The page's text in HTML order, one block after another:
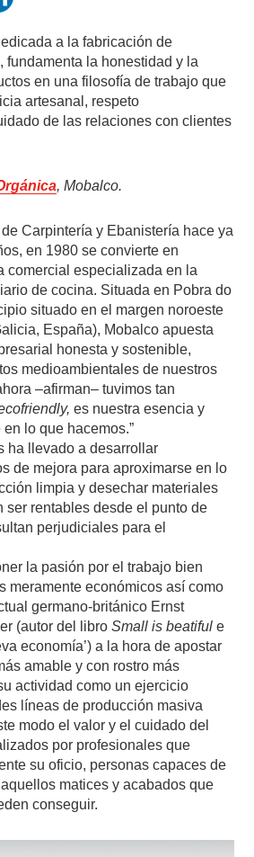
a la fabricación de
fundamenta la honestidad y la
en una filosofía de trabajo que
artesanal, respeto
de las relaciones con clientes
, Mobalco.
Carpintería y Ebanistería hace ya
en 1980 se convierte en
comercial especializada en la
de cocina. Situada en Pobra do
situado en el margen noroeste
España), Mobalco apuesta
honesta y sostenible,
medioambientales de nuestros
–afirman– tuvimos tan
es nuestra esencia y
lo que hacemos.”
ha llevado a desarrollar
de mejora para aproximarse en lo
limpia y desechar materiales
ser rentables desde el punto de
perjudiciales para el
la pasión por el trabajo bien
meramente económicos así como
germano-británico Ernst
(autor del libroSmall is beatiful e
economía’) a la hora de apostar
amable y con rostro más
actividad como un ejercicio
líneas de producción masiva
modo el valor y el cuidado del
por profesionales que
su oficio, personas capaces de
matices y acabados que
conseguir.